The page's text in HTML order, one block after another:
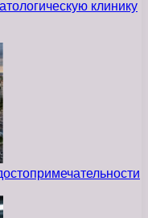
клинику